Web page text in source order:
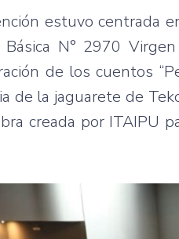
estuvo centrada
N° 2970
de los cuentos
de la jaguarete de
creada por ITAIPU